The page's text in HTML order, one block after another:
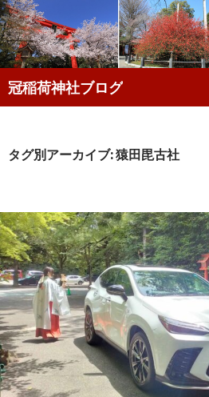
冠稲荷神社ブログ
索
ン
動
タグ別アーカイブ: 猿田毘古社